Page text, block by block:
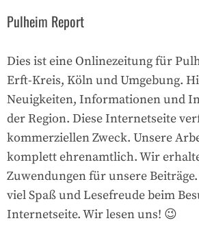
Pulheim Report
Dies ist eine Onlinezeitung für
Erft-Kreis, Köln und Umgebung.
Neuigkeiten, Informationen und
der Region. Diese Internetseite
kommerziellen Zweck. Unsere
komplett ehrenamtlich. Wir
Zuwendungen für unsere
viel Spaß und Lesefreude beim
Internetseite. Wir lesen uns! 😉